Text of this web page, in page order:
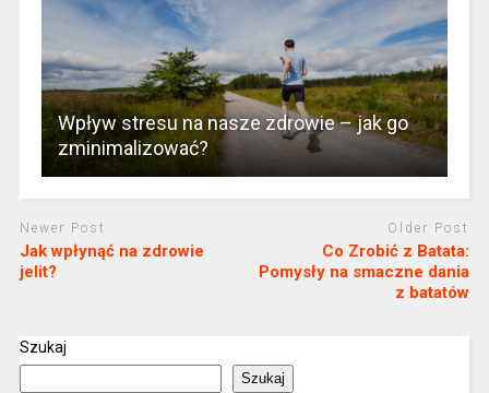
Wpływ stresu na nasze zdrowie – jak go
zminimalizować?
Newer Post
Jak wpłynąć na zdrowie
jelit?
Older Post
Co Zrobić z Batata:
Pomysły na smaczne dania
z batatów
Szukaj
Szukaj